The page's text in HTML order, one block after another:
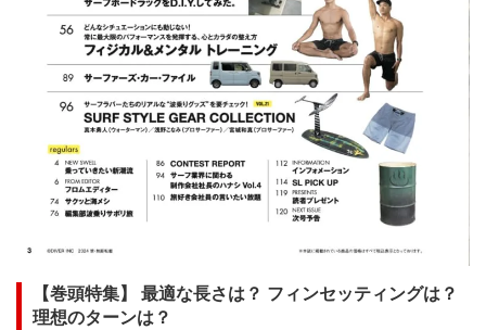
【巻頭特集】 最適な長さは？ フィンセッティングは？
理想のターンは？